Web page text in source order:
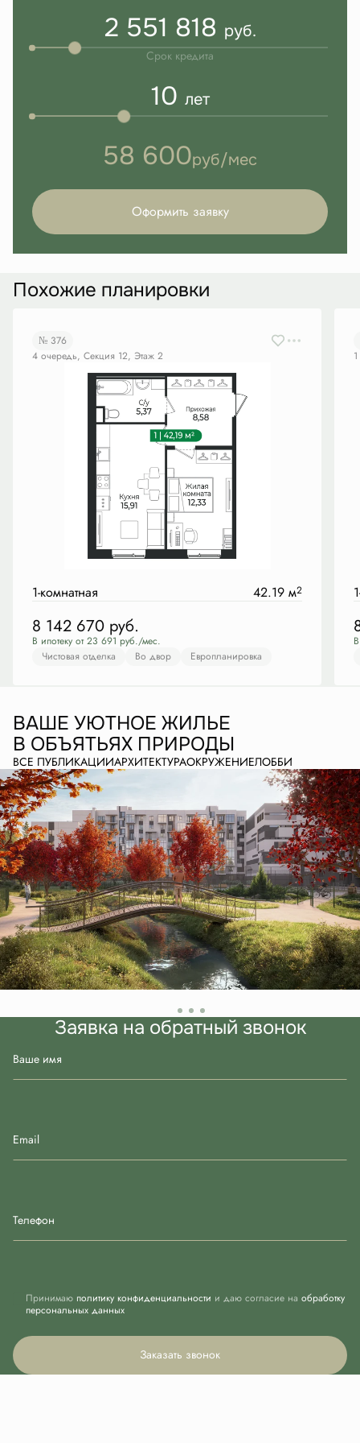
2 551 818 руб.
Срок кредита
10 лет
58 600руб/мес
Оформить заявку
Похожие планировки
№ 376
4 очередь, Секция 12, Этаж 2
1-комнатная 42.19 м2
8 142 670 руб.
В ипотеку от 23 691 руб./мес.
Чистовая отделка
Во двор Европланировка
ВАШЕ УЮТНОЕ ЖИЛЬЕ
В ОБЪЯТЬЯХ ПРИРОДЫ
ВСЕ ПУБЛИКАЦИИАРХИТЕКТУРАОКРУЖЕНИЕЛОББИ
Заявка на обратный звонок
Ваше имя
Email
Телефон
Принимаю политику конфиденциальности и даю согласие на обработку
персональных данных
Заказать звонок